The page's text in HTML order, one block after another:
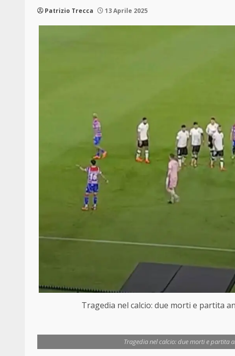
Patrizio Trecca 13 Aprile 2025
Tragedia nel calcio: due morti e partita
Tragedia nel calcio: due morti e partita